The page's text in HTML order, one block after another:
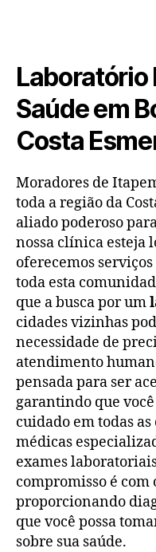
Laboratório
Saúde em
Costa
Moradores de
toda a região da
aliado poderoso
nossa clínica esteja
oferecemos
toda esta
que a busca por um
cidades vizinhas
necessidade de
atendimento
pensada para ser
garantindo que
cuidado em todas
médicas
exames
compromisso é com
proporcionando
que você possa
sobre sua saúde.